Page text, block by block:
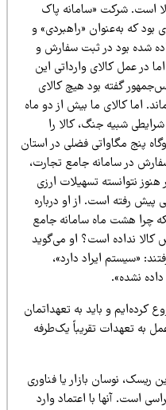
شرکت «سامانه پاک
به‌عنوان «راهبردی» و
بود در ثبت سفارش و
کالای وارداتی این
گفته بود هیچ کالای
کالای ما بیش از دو ماه
شبیه جنگ، کالا را
مگاواتی فضلی در استان
سامانه جامع تجارت،
تسهیلات ارزی
است. از او درباره
هشت ماه سامانه جامع
است؟ او می‌گوید
ایراد دارد»،
نشده».
و باید به تعهداتمان
تقریباً یک‌طرفه
نوسان بازار یا فناوری
آنها با اعتماد وارد